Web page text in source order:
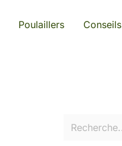
Poulaillers Conseils